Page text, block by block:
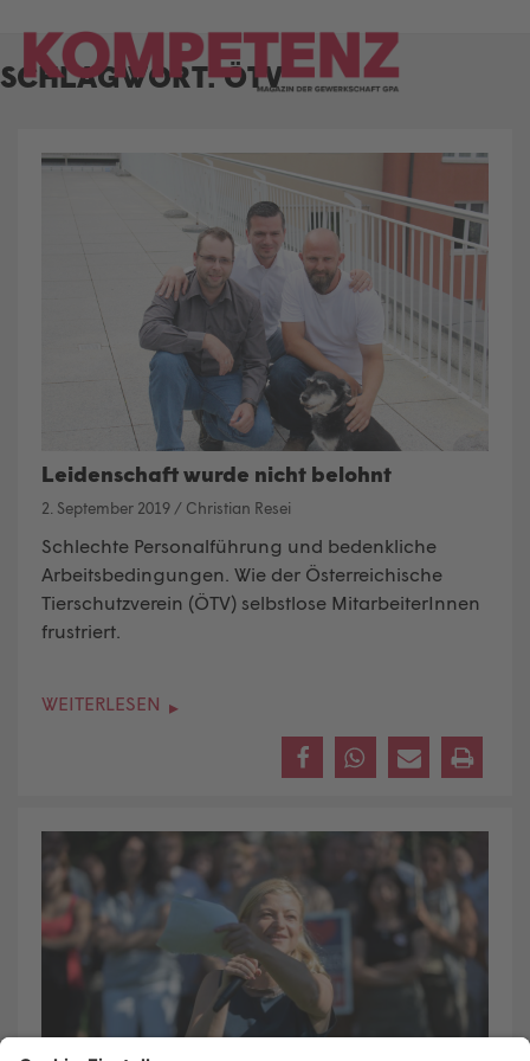
content
SCHLAGWORT:ÖTV
Leidenschaft wurde nicht belohnt
2. September 2019 / Christian Resei
Schlechte Personalführung und bedenkliche
Arbeitsbedingungen. Wie der Österreichische
Tierschutzverein (ÖTV) selbstlose MitarbeiterInnen
frustriert.
WEITERLESEN